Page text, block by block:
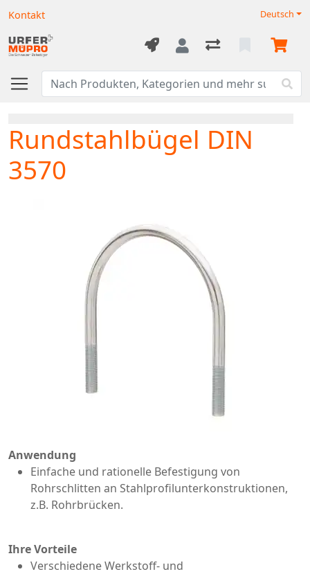
Kontakt Deutsch
Rundstahlbügel DIN
3570
Anwendung
Einfache und rationelle Befestigung von
Rohrschlitten an Stahlprofilunterkonstruktionen,
z.B. Rohrbrücken.
Ihre Vorteile
Verschiedene Werkstoff- und